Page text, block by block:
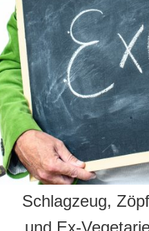
Schlagzeug,
und Ex-